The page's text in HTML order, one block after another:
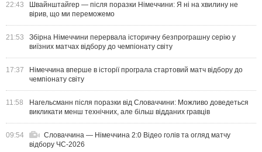
22:43
Швайнштайгер — після поразки Німеччини: Я ні на хвилину не
вірив, що ми переможемо
21:53
Збірна Німеччини перервала історичну безпрограшну серію у
виїзних матчах відбору до чемпіонату світу
17:37
Німеччина вперше в історії програла стартовий матч відбору до
чемпіонату світу
11:58
Нагельсманн після поразки від Словаччини: Можливо доведеться
викликати менш технічних, але більш відданих гравців
09:54
Словаччина — Німеччина 2:0 Відео голів та огляд матчу
відбору ЧС-2026